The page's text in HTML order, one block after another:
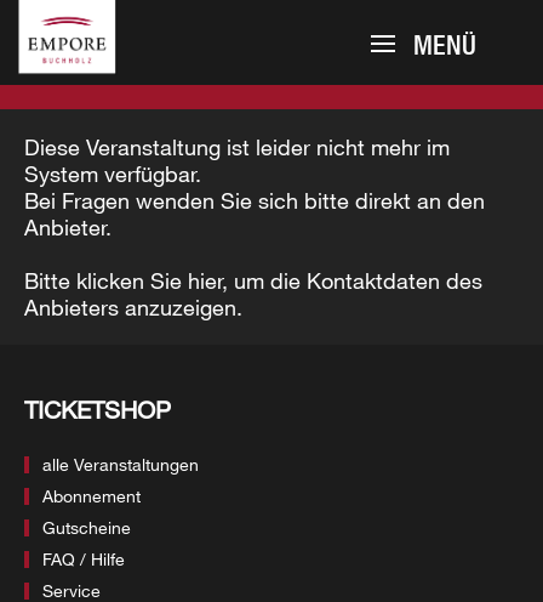
MENÜ
Diese Veranstaltung ist leider nicht mehr im
System verfügbar.
Bei Fragen wenden Sie sich bitte direkt an den
Anbieter.
Bitte klicken Sie hier, um die Kontaktdaten des
Anbieters anzuzeigen.
TICKETSHOP
alle Veranstaltungen
Abonnement
Gutscheine
FAQ / Hilfe
Service